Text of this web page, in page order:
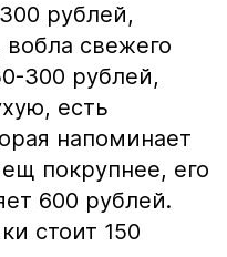
рублей,
свежего
300 рублей,
есть
напоминает
покрупнее, его
600 рублей.
стоит 150